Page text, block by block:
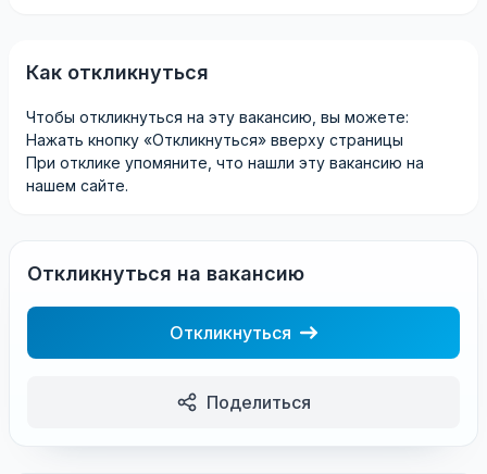
Как откликнуться
Чтобы откликнуться на эту вакансию, вы можете:
Нажать кнопку «Откликнуться» вверху страницы
При отклике упомяните, что нашли эту вакансию на
нашем сайте.
Откликнуться на вакансию
Откликнуться
Поделиться